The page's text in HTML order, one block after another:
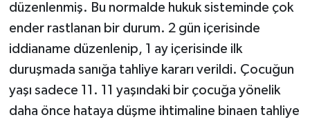
düzenlenmiş. Bu normalde hukuk sisteminde çok
ender rastlanan bir durum. 2 gün içerisinde
iddianame düzenlenip, 1 ay içerisinde ilk
duruşmada sanığa tahliye kararı verildi. Çocuğun
yaşı sadece 11. 11 yaşındaki bir çocuğa yönelik
daha önce hataya düşme ihtimaline binaen tahliye